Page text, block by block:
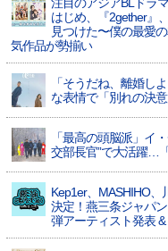
注目のアジアBLドラ
はじめ、『2gether』
見つけた〜僕の最愛
気作品が勢揃い
「そうだね、離婚し
な表情で「別れの決
「最高の頭脳派」イ
交部長官”で大活躍…
Kep1er、MASHIHO、
決定！燕三条ジャパ
弾アーティスト発表